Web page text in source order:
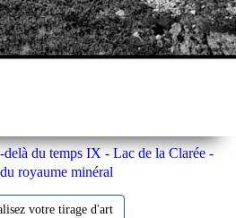
du temps IX - Lac de la Clarée -
du royaume minéral
votre tirage d'art